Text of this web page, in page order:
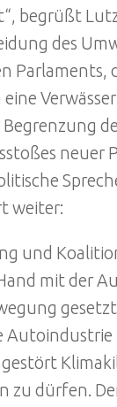
begrüßt
des
neuer
weiter:
und
mit der
zu dürfen.